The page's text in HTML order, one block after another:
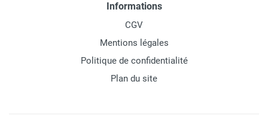
Informations
CGV
Mentions légales
Politique de confidentialité
Plan du site